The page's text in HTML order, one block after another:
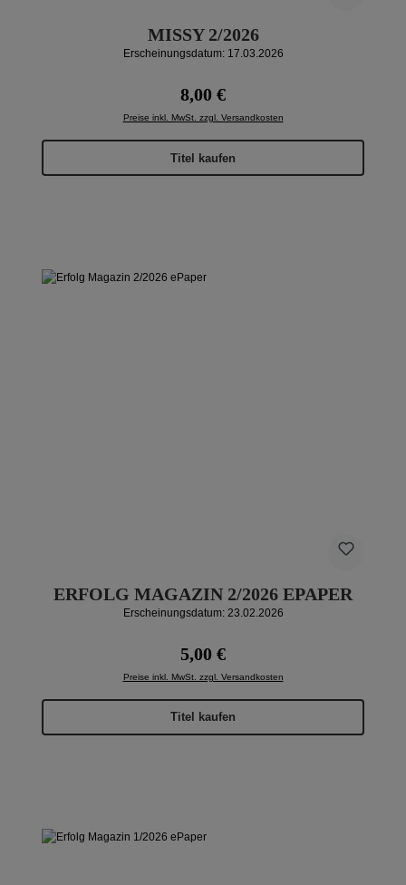
MISSY 2/2026
Erscheinungsdatum: 17.03.2026
Regulärer Preis:
8,00 €
Preise inkl. MwSt. zzgl. Versandkosten
Titel kaufen
ERFOLG MAGAZIN 2/2026 EPAPER
Erscheinungsdatum: 23.02.2026
Regulärer Preis:
5,00 €
Preise inkl. MwSt. zzgl. Versandkosten
Titel kaufen